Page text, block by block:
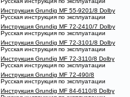
Инструкция Grundig MF 55-9201/8 Dolby
Русская инструкция по эксплуатации
Инструкция Grundig MF 72-2410/7 Dolby
Русская инструкция по эксплуатации
Инструкция Grundig MF 72-3101/8 Dolby
Русская инструкция по эксплуатации
Инструкция Grundig MF 72-3110/8 Dolby
Русская инструкция по эксплуатации
Инструкция Grundig MF 72-490/8
Русская инструкция по эксплуатации
Инструкция Grundig MF 84-6110/8 Dolby